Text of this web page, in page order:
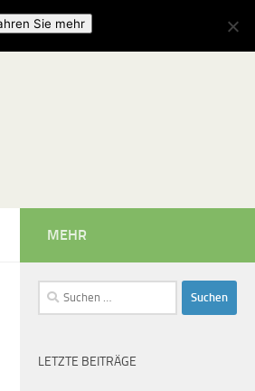
MEHR
Suchen
nach:
LETZTE BEITRÄGE
Sie mehr